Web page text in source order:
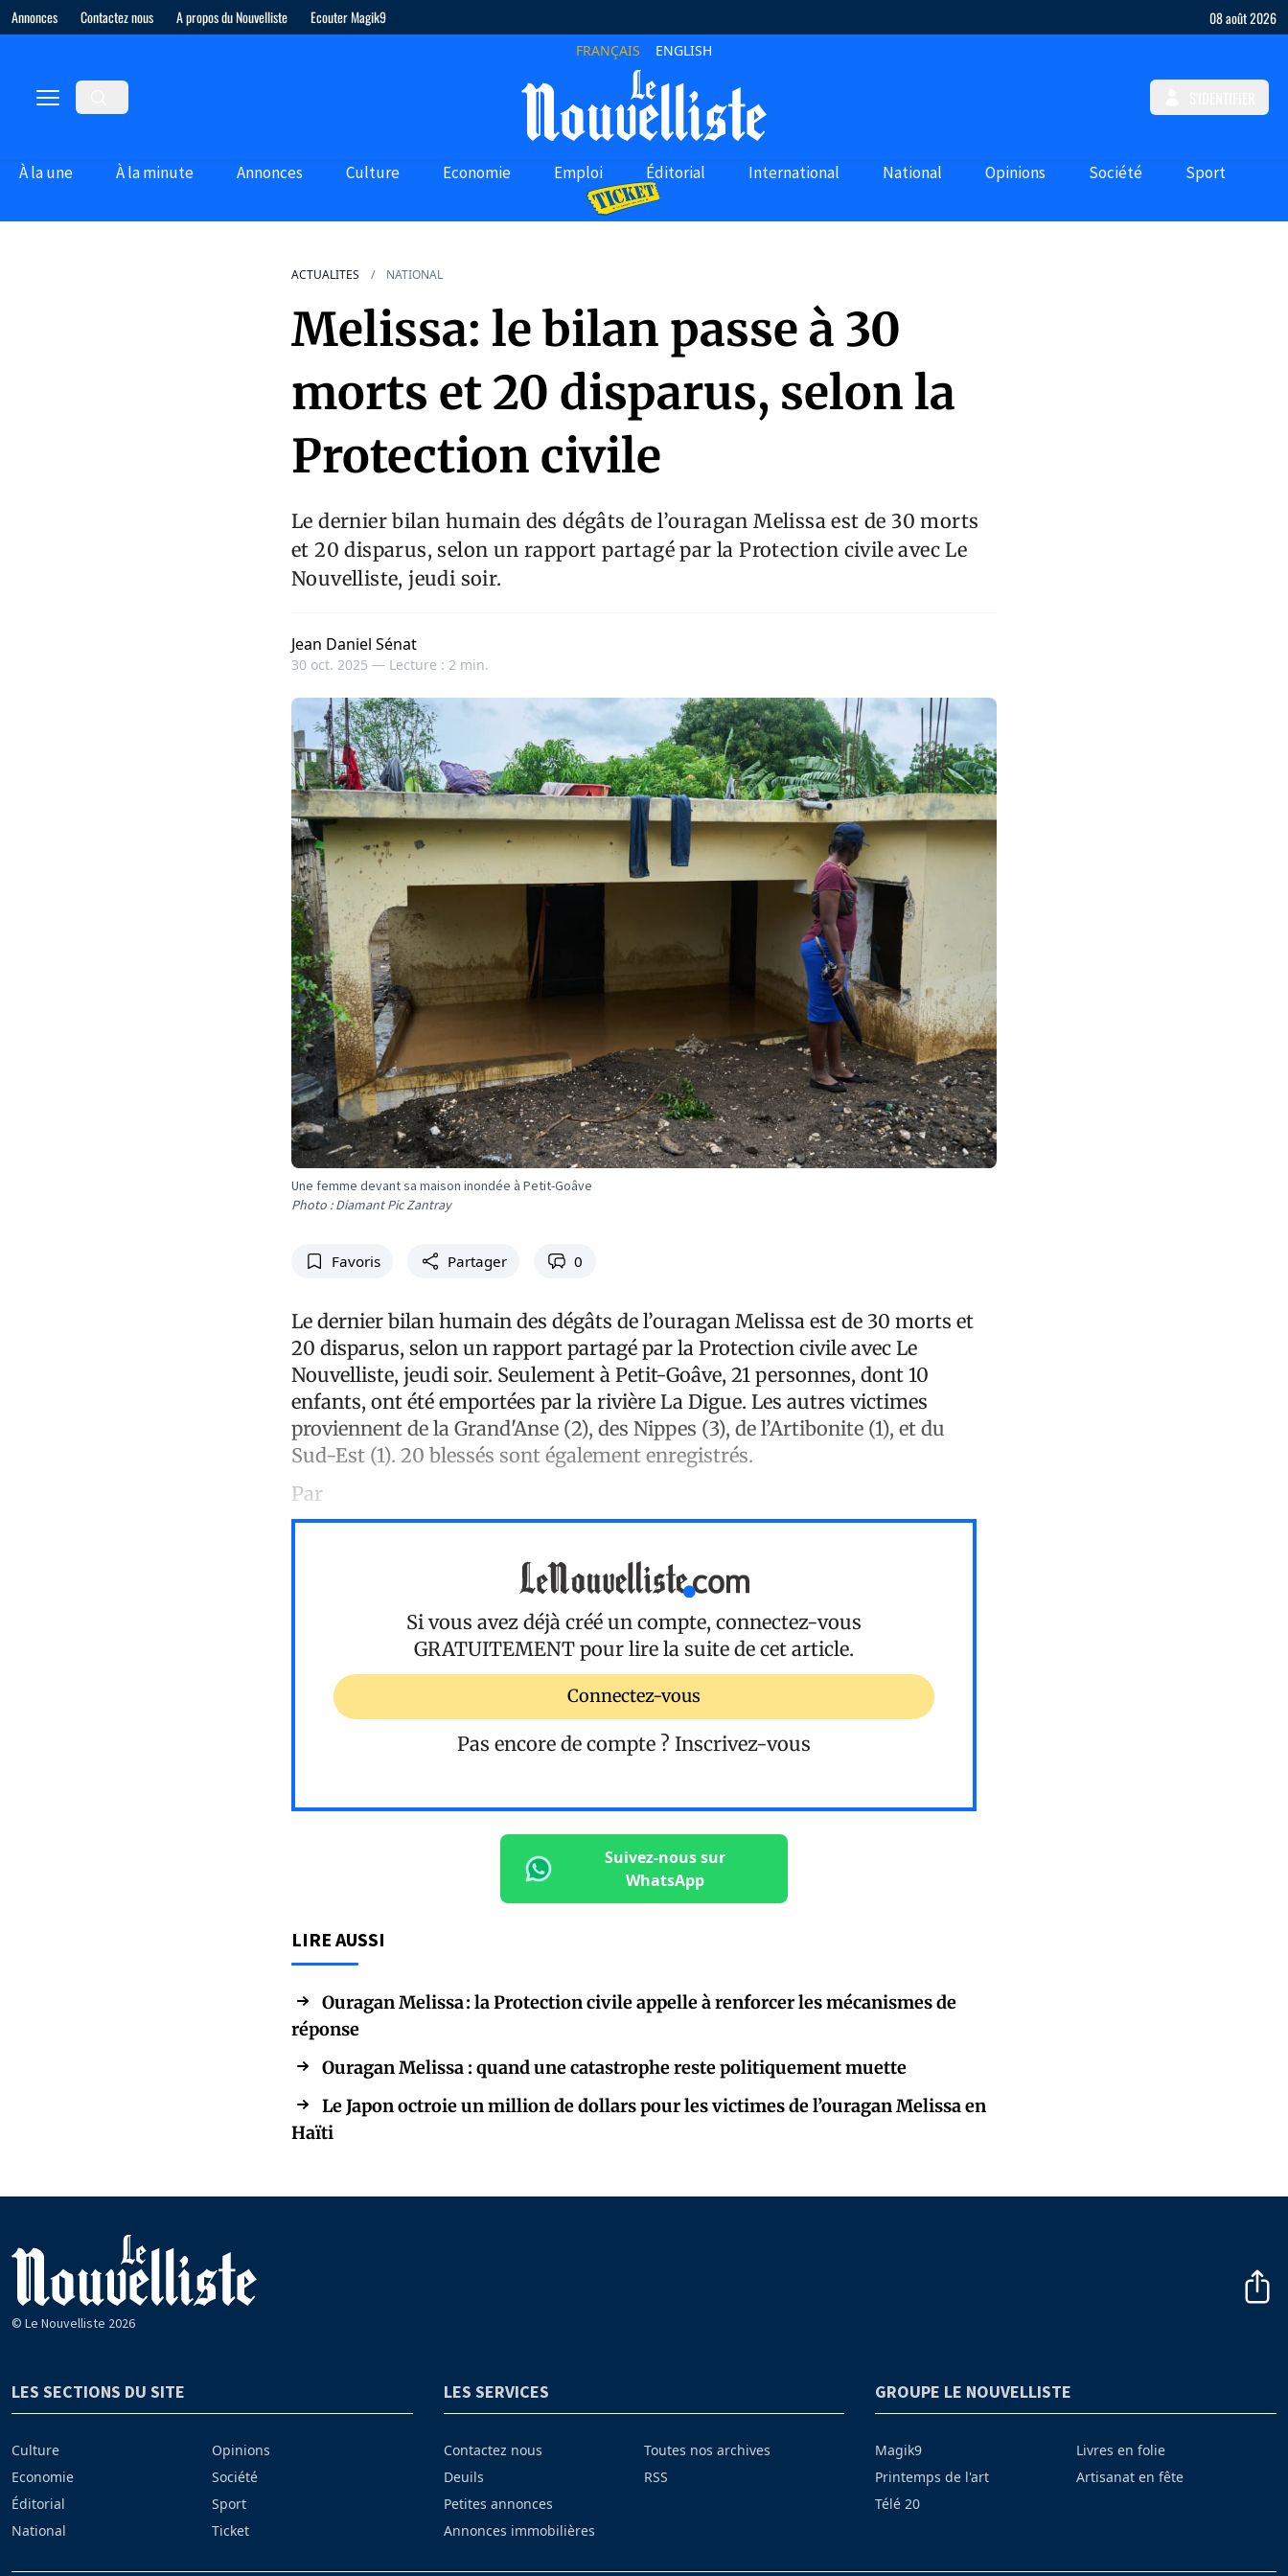
Annonces Contactez nous A propos du Nouvelliste Ecouter Magik9 08 août 2026
FRANÇAIS ENGLISH
À la une À la minute Annonces Culture Economie Emploi Éditorial International National Opinions Société Sport
ACTUALITES NATIONAL
Melissa: le bilan passe à 30
morts et 20 disparus, selon la
Protection civile
Le dernier bilan humain des dégâts de l’ouragan Melissa est de 30 morts
et 20 disparus, selon un rapport partagé par la Protection civile avec Le
Nouvelliste, jeudi soir.
Jean Daniel Sénat
30 oct. 2025 — Lecture : 2 min.
Une femme devant sa maison inondée à Petit-Goâve
Photo : Diamant Pic Zantray
Favoris Partager 0
Le dernier bilan humain des dégâts de l’ouragan Melissa est de 30 morts et
20 disparus, selon un rapport partagé par la Protection civile avec Le
Nouvelliste, jeudi soir. Seulement à Petit-Goâve, 21 personnes, dont 10
enfants, ont été emportées par la rivière La Digue. Les autres victimes
proviennent de la Grand'Anse (2), des Nippes (3), de l’Artibonite (1), et du
Sud-Est (1). 20 blessés sont également enregistrés.
Par
Si vous avez déjà créé un compte, connectez-vous
GRATUITEMENT pour lire la suite de cet article.
Connectez-vous
Pas encore de compte ? Inscrivez-vous
Suivez-nous sur
WhatsApp
LIRE AUSSI
Ouragan Melissa : la Protection civile appelle à renforcer les mécanismes de
réponse
Ouragan Melissa : quand une catastrophe reste politiquement muette
Le Japon octroie un million de dollars pour les victimes de l’ouragan Melissa en
Haïti
© Le Nouvelliste 2026
LES SECTIONS DU SITE
Culture
Economie
Éditorial
National
Opinions
Société
Sport
Ticket
LES SERVICES
Contactez nous
Deuils
Petites annonces
Annonces immobilières
Toutes nos archives
RSS
GROUPE LE NOUVELLISTE
Magik9
Printemps de l'art
Télé 20
Livres en folie
Artisanat en fête